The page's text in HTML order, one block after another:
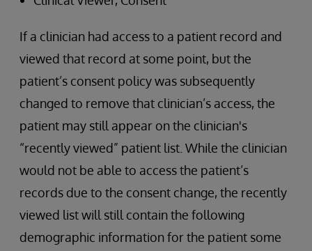
If a clinician had access to a patient record and
viewed that record at some point, but the
patient’s consent policy was subsequently
changed to remove that clinician’s access, the
patient may still appear on the clinician's
“recently viewed” patient list. While the clinician
would not be able to access the patient’s
records due to the consent change, the recently
viewed list will still contain the following
demographic information for the patient some